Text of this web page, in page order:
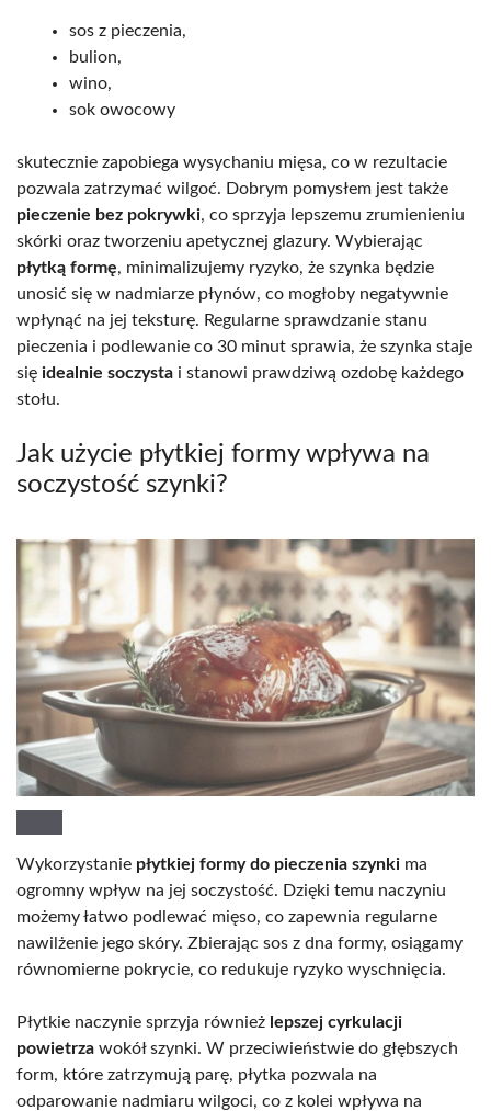
sos z pieczenia,
bulion,
wino,
sok owocowy
skutecznie zapobiega wysychaniu mięsa, co w rezultacie
pozwala zatrzymać wilgoć. Dobrym pomysłem jest także
pieczenie bez pokrywki, co sprzyja lepszemu zrumienieniu
skórki oraz tworzeniu apetycznej glazury. Wybierając
płytką formę, minimalizujemy ryzyko, że szynka będzie
unosić się w nadmiarze płynów, co mogłoby negatywnie
wpłynąć na jej teksturę. Regularne sprawdzanie stanu
pieczenia i podlewanie co 30 minut sprawia, że szynka staje
się idealnie soczysta i stanowi prawdziwą ozdobę każdego
stołu.
Jak użycie płytkiej formy wpływa na
soczystość szynki?
Wykorzystanie płytkiej formy do pieczenia szynki ma
ogromny wpływ na jej soczystość. Dzięki temu naczyniu
możemy łatwo podlewać mięso, co zapewnia regularne
nawilżenie jego skóry. Zbierając sos z dna formy, osiągamy
równomierne pokrycie, co redukuje ryzyko wyschnięcia.
Płytkie naczynie sprzyja również lepszej cyrkulacji
powietrza wokół szynki. W przeciwieństwie do głębszych
form, które zatrzymują parę, płytka pozwala na
odparowanie nadmiaru wilgoci, co z kolei wpływa na